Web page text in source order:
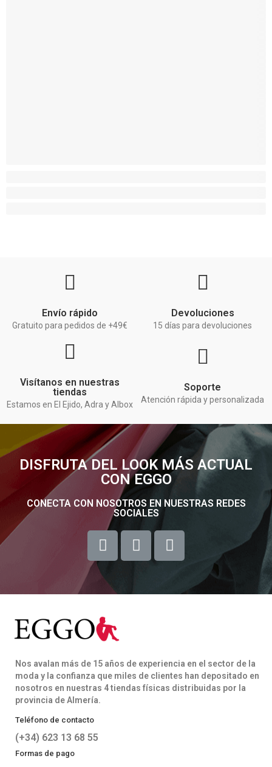
Envío rápido
Gratuito para pedidos de +49€
Devoluciones
15 días para devoluciones
Visítanos en nuestras
tiendas
Estamos en El Ejido, Adra y Albox
Soporte
Atención rápida y personalizada
DISFRUTA DEL LOOK MÁS ACTUAL
CON EGGO
CONECTA CON NOSOTROS EN NUESTRAS REDES
SOCIALES
Nos avalan más de 15 años de experiencia en el sector de la
moda y la confianza que miles de clientes han depositado en
nosotros en nuestras 4 tiendas físicas distribuidas por la
provincia de Almería.
Teléfono de contacto
(+34) 623 13 68 55
Formas de pago